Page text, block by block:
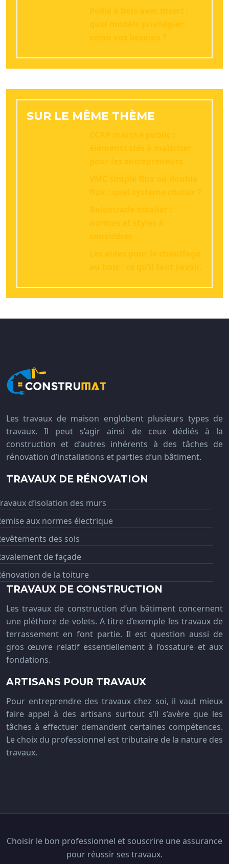
Poêle à bois avec insert :
quel modèle privilégier
selon vos besoins ?
SUR LE MÊME THÈME
CCAP marché public :
éléments clés à maîtriser
pour les entrepreneurs
VMC simple flux ou double
flux : quel système choisir ?
Balustrade escalier :
normes et styles à
considérer
Les aides pour le chauffage
au bois : ce qu’il faut savoir.
Les travaux de maison englobent plusieurs types de
travaux. Il peut s’agir ainsi de ceux dédiés à la
construction et d’autres inhérents à des tâches de
rénovation d’installations et parties d’un bâtiment.
TRAVAUX DE RÉNOVATION
d’isolation des murs
aux normes électrique
des sols
de façade
de la toiture
TRAVAUX DE CONSTRUCTION
Les travaux de construction d’un bâtiment concernent
une pléthore de volets. A titre d’exemple les travaux de
terrassement en font partie. Il est question aussi de
gros œuvre relatif essentiellement à l’ossature et aux
fondations.
ARTISANS POUR TRAVAUX
Pour entreprendre des travaux chez soi, il vaut mieux
faire appel à des artisans surtout s’il s’avère que les
tâches à effectuer demandent certaines compétences.
Le choix du professionnel est tributaire de la nature des
travaux.
Choisir le bon professionnel et souscrire une assurance
pour réussir ses travaux.